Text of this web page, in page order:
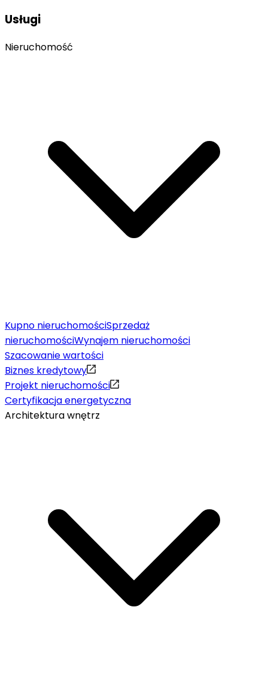
Usługi
Nieruchomość
Kupno nieruchomościSprzedaż
nieruchomościWynajem nieruchomości
Szacowanie wartości
Biznes kredytowy
Projekt nieruchomości
Certyfikacja energetyczna
Architektura wnętrz